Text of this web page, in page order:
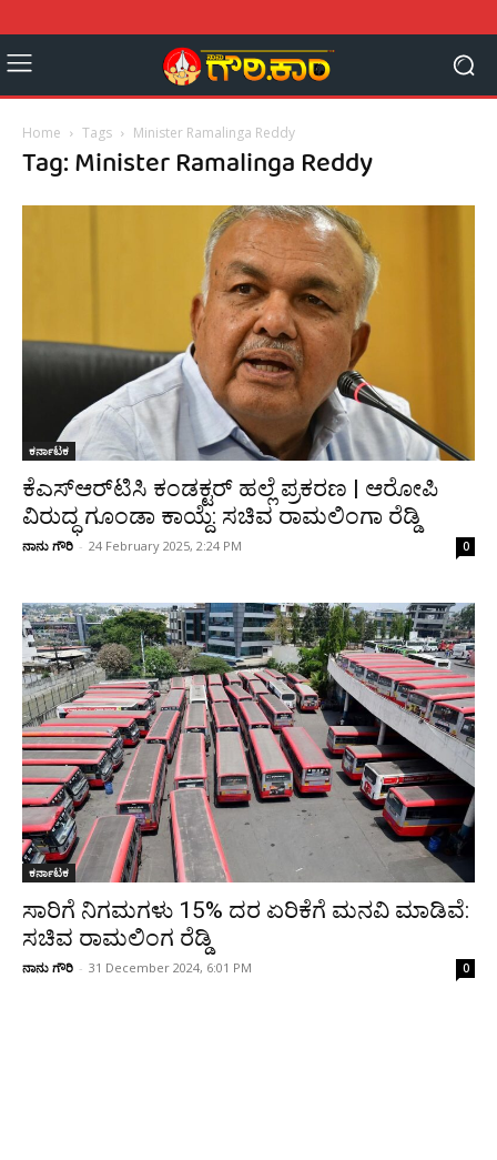
Home Tags Minister Ramalinga Reddy
Tag: Minister Ramalinga Reddy
ಕರ್ನಾಟಕ
ಕೆಎಸ್‌ಆರ್‌ಟಿಸಿ ಕಂಡಕ್ಟರ್ ಹಲ್ಲೆ ಪ್ರಕರಣ | ಆರೋಪಿ
ವಿರುದ್ಧ ಗೂಂಡಾ ಕಾಯ್ದೆ: ಸಚಿವ ರಾಮಲಿಂಗಾ ರೆಡ್ಡಿ
ನಾನು ಗೌರಿ - 24 February 2025, 2:24 PM 0
ಕರ್ನಾಟಕ
ಸಾರಿಗೆ ನಿಗಮಗಳು 15% ದರ ಏರಿಕೆಗೆ ಮನವಿ ಮಾಡಿವೆ:
ಸಚಿವ ರಾಮಲಿಂಗ ರೆಡ್ಡಿ
ನಾನು ಗೌರಿ - 31 December 2024, 6:01 PM 0